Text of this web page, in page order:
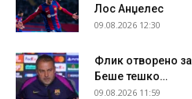
Лос Анџелес
09.08.2026 12:30
Флик отворено
Беше тешко…
09.08.2026 11:59